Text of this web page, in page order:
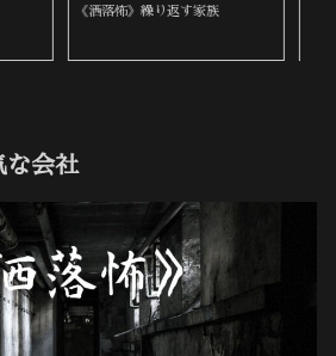
《洒落怖》飛び降り自殺に遭遇
な会社